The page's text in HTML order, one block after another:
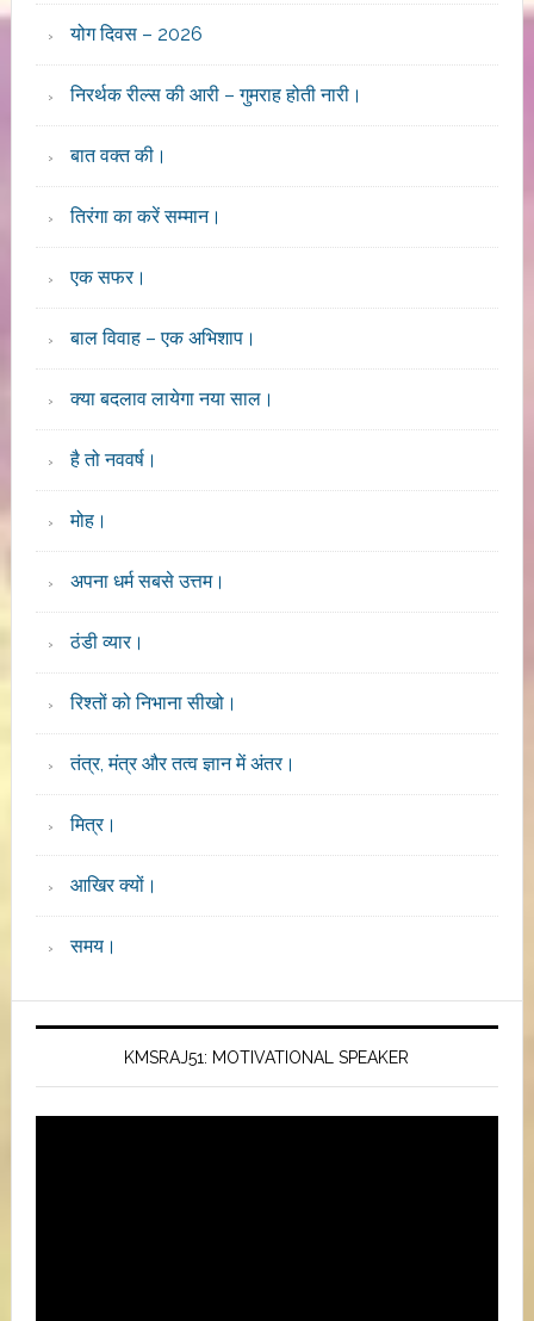
योग दिवस – 2026
निरर्थक रील्स की आरी – गुमराह होती नारी।
बात वक्त की।
तिरंगा का करें सम्मान।
एक सफर।
बाल विवाह – एक अभिशाप।
क्या बदलाव लायेगा नया साल।
है तो नववर्ष।
मोह।
अपना धर्म सबसे उत्तम।
ठंडी व्यार।
रिश्तों को निभाना सीखो।
तंत्र, मंत्र और तत्व ज्ञान में अंतर।
मित्र।
आखिर क्यों।
समय।
KMSRAJ51: MOTIVATIONAL SPEAKER